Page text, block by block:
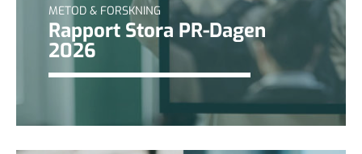
METOD & FORSKNING
Rapport Stora PR-Dagen
2026